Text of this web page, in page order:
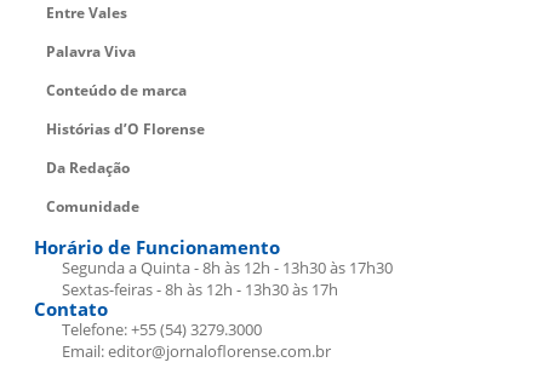
Entre Vales
Palavra Viva
Conteúdo de marca
Histórias d’O Florense
Da Redação
Comunidade
Horário de Funcionamento
Segunda a Quinta - 8h às 12h - 13h30 às 17h30
Sextas-feiras - 8h às 12h - 13h30 às 17h
Contato
Telefone: +55 (54) 3279.3000
Email: editor@jornaloflorense.com.br